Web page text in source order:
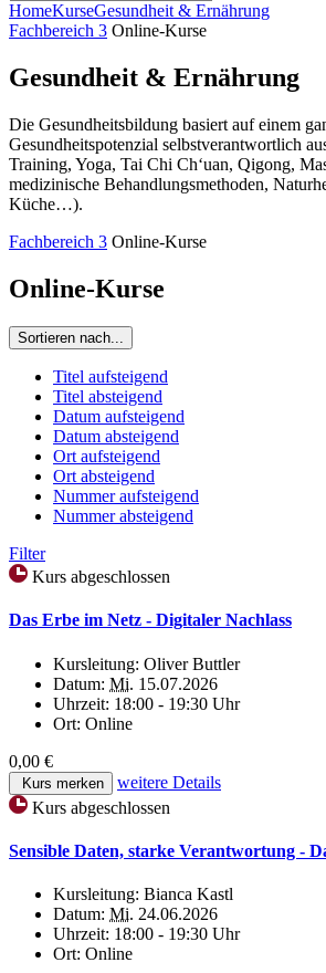
HomeKurseGesundheit & Ernährung
Fachbereich 3 Online-Kurse
Gesundheit & Ernährung
Die Gesundheitsbildung basiert auf einem
Gesundheitspotenzial selbstverantwortlich
Training, Yoga, Tai Chi Ch‘uan, Qigong,
medizinische Behandlungsmethoden,
Küche…).
Fachbereich 3 Online-Kurse
Online-Kurse
Sortieren nach...
Titel aufsteigend
Titel absteigend
Datum aufsteigend
Datum absteigend
Ort aufsteigend
Ort absteigend
Nummer aufsteigend
Nummer absteigend
Filter
Kurs abgeschlossen
Das Erbe im Netz - Digitaler Nachlass
Kursleitung: Oliver Buttler
Datum: Mi. 15.07.2026
Uhrzeit: 18:00 - 19:30 Uhr
Ort: Online
0,00 €
Kurs merken
weitere Details
Kurs abgeschlossen
Sensible Daten, starke Verantwortung -
Kursleitung: Bianca Kastl
Datum: Mi. 24.06.2026
Uhrzeit: 18:00 - 19:30 Uhr
Ort: Online